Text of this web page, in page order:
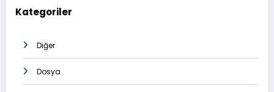
Kategoriler
Diğer
Dosya